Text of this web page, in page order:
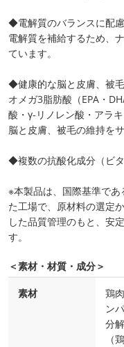
◆電解質のバランスに配
電解質を補給するため、
ています。
◆健康的な脳と皮膚、被
オメガ3脂肪酸（EPA・
酸・γ-リノレン酸・アラ
脳と皮膚、被毛の維持を
◆複数の抗酸化成分（ビ
※本製品は、国際基準であ
た工場で、原材料の選定
した品質管理のもと、安
す。
＜素材・材質・成分＞
素材
鶏
ン
分
（